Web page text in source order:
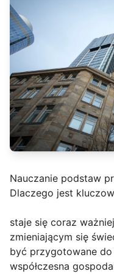
Nauczanie podstaw
Dlaczego jest
staje się coraz
zmieniającym się
być przygotowane
współczesna